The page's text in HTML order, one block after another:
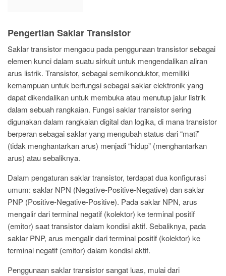
Pengertian Saklar Transistor
Saklar transistor mengacu pada penggunaan transistor sebagai
elemen kunci dalam suatu sirkuit untuk mengendalikan aliran
arus listrik. Transistor, sebagai semikonduktor, memiliki
kemampuan untuk berfungsi sebagai saklar elektronik yang
dapat dikendalikan untuk membuka atau menutup jalur listrik
dalam sebuah rangkaian. Fungsi saklar transistor sering
digunakan dalam rangkaian digital dan logika, di mana transistor
berperan sebagai saklar yang mengubah status dari “mati”
(tidak menghantarkan arus) menjadi “hidup” (menghantarkan
arus) atau sebaliknya.
Dalam pengaturan saklar transistor, terdapat dua konfigurasi
umum: saklar NPN (Negative-Positive-Negative) dan saklar
PNP (Positive-Negative-Positive). Pada saklar NPN, arus
mengalir dari terminal negatif (kolektor) ke terminal positif
(emitor) saat transistor dalam kondisi aktif. Sebaliknya, pada
saklar PNP, arus mengalir dari terminal positif (kolektor) ke
terminal negatif (emitor) dalam kondisi aktif.
Penggunaan saklar transistor sangat luas, mulai dari